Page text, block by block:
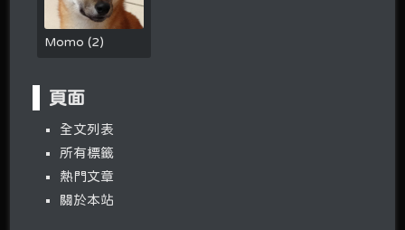
Momo(2)
頁面
全文列表
所有標籤
熱門文章
關於本站